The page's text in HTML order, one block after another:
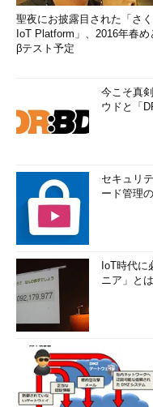
聖夜にお披露目された「さ
IoT Platform」、2016年春め
βテスト予定
今こそ真
ウドと「
セキュリ
ード管理
IoT時代
ニア」と